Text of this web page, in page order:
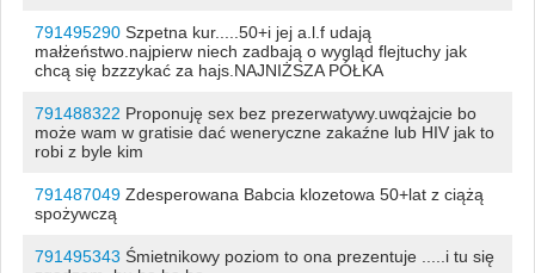
791495290Szpetna kur.....50+i jej a.l.f udają
małżeństwo.najpierw niech zadbają o wygląd flejtuchy jak
chcą się bzzzykać za hajs.NAJNIŻSZA PÓŁKA
791488322 Proponuję sex bez prezerwatywy.uwqżajcie bo
może wam w gratisie dać weneryczne zakaźne lub HIV jak to
robi z byle kim
791487049Zdesperowana Babcia klozetowa 50+lat z ciążą
spożywczą
791495343 Śmietnikowy poziom to ona prezentuje .....i tu się